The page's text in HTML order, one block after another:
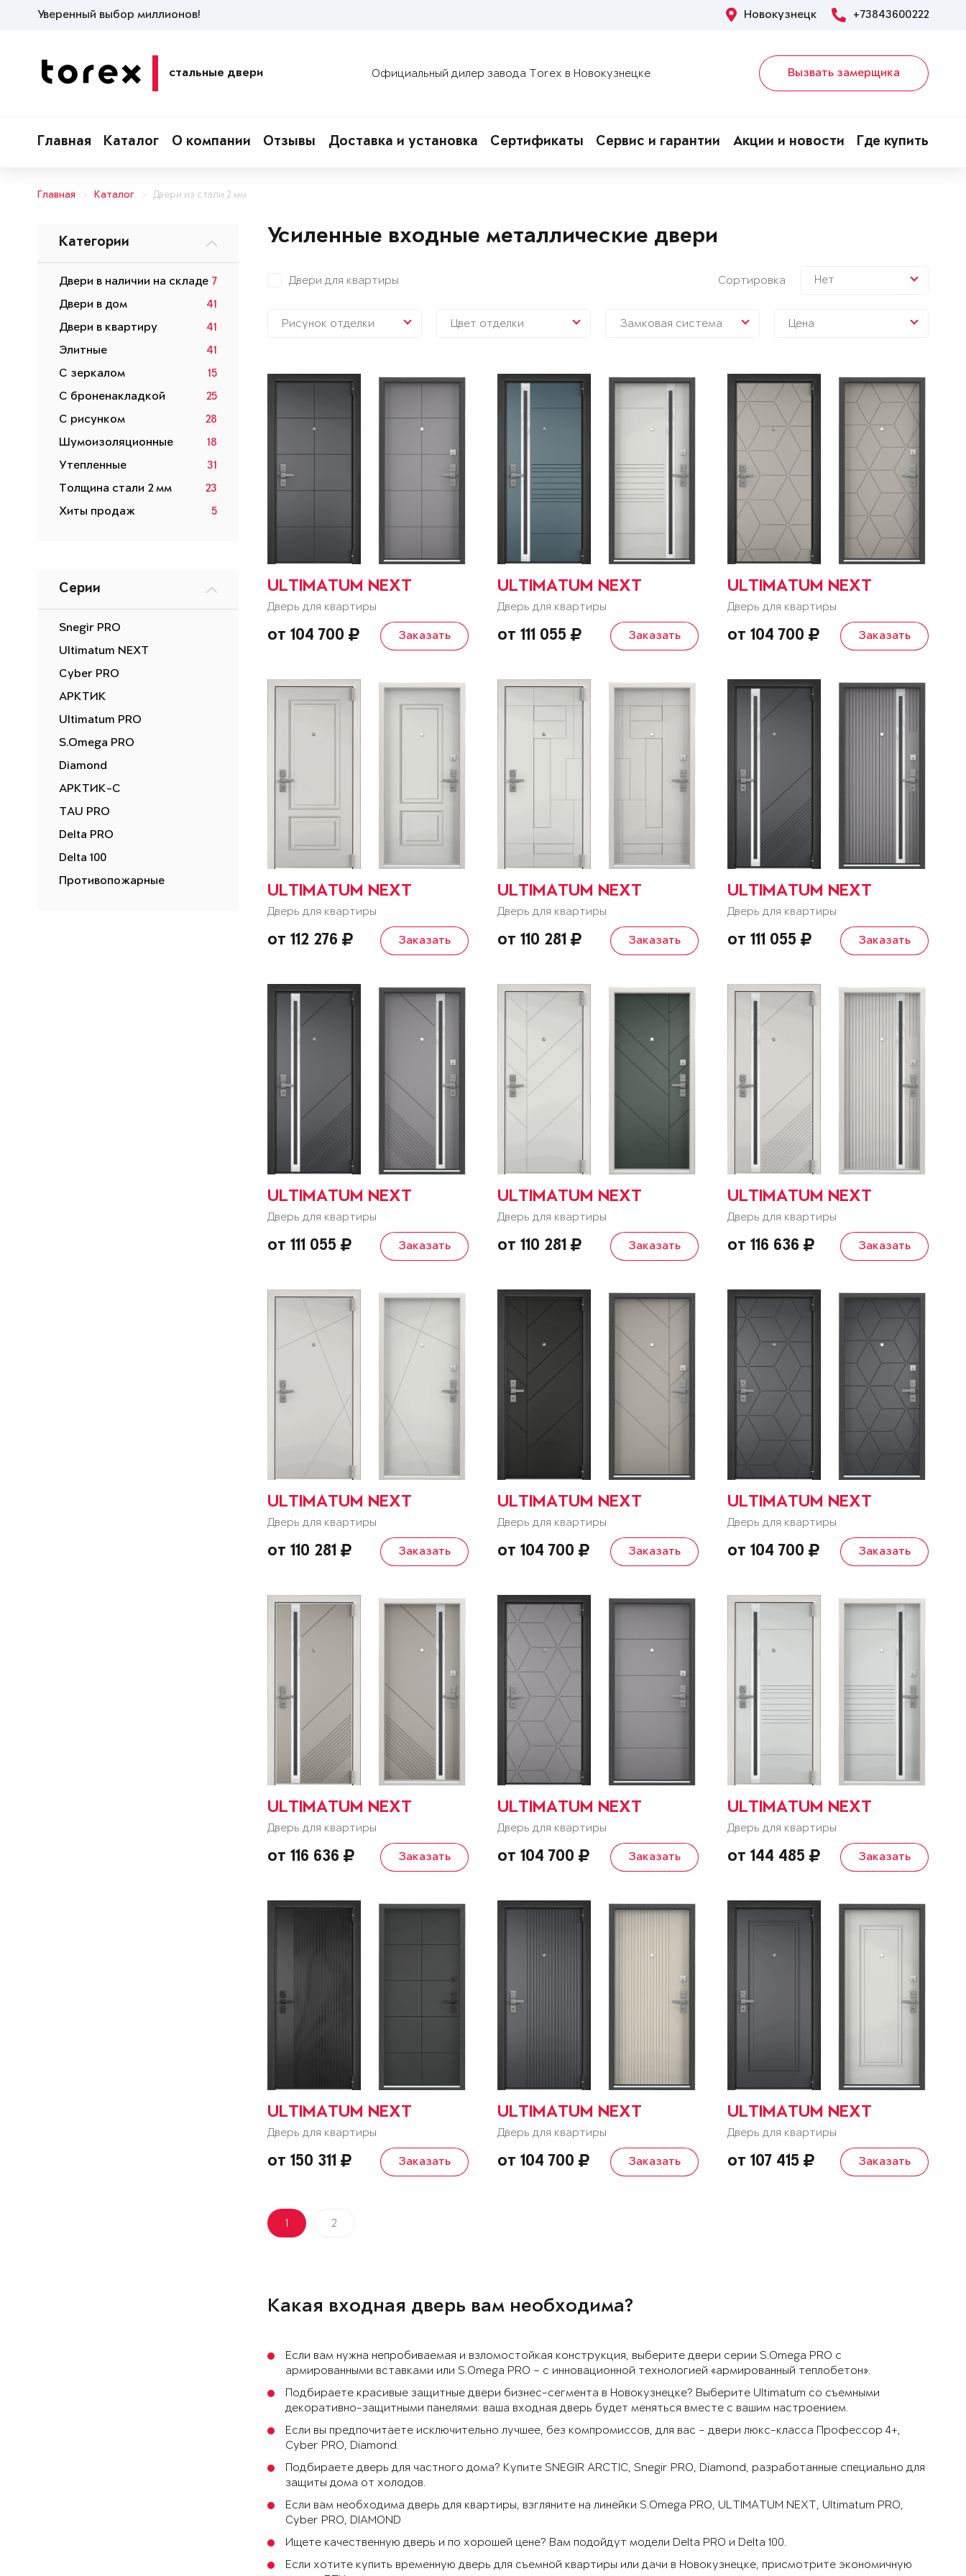
Уверенный выбор миллионов! Новокузнецк +73843600222
стальные двери Официальный дилер завода Torex в Новокузнецке Вызвать замерщика
Главная Каталог О компании Отзывы Доставка и установка Сертификаты Сервис и гарантии Акции и новости Где купить
Главная Каталог Двери из стали 2 мм
Категории
Двери в наличии на складе 7
Двери в дом
41
Двери в квартиру
41
Элитные
41
С зеркалом
15
С броненакладкой
25
С рисунком
28
Шумоизоляционные
18
Утепленные
31
Толщина стали 2 мм
23
Хиты продаж
5
Серии
Snegir PRO
Ultimatum NEXT
Cyber PRO
АРКТИК
Ultimatum PRO
S.Omega PRO
Diamond
АРКТИК-С
TAU PRO
Delta PRO
Delta 100
Противопожарные
Усиленные входные металлические двери
Двери для квартиры Сортировка Нет
Рисунок отделки Цвет отделки Замковая система Цена
ULTIMATUM NEXT
Дверь для квартиры
от 104 700 Заказать
ULTIMATUM NEXT
Дверь для квартиры
от 111 055 Заказать
ULTIMATUM NEXT
Дверь для квартиры
от 104 700 Заказать
ULTIMATUM NEXT
Дверь для квартиры
от 112 276 Заказать
ULTIMATUM NEXT
Дверь для квартиры
от 110 281 Заказать
ULTIMATUM NEXT
Дверь для квартиры
от 111 055 Заказать
ULTIMATUM NEXT
Дверь для квартиры
от 111 055 Заказать
ULTIMATUM NEXT
Дверь для квартиры
от 110 281 Заказать
ULTIMATUM NEXT
Дверь для квартиры
от 116 636 Заказать
ULTIMATUM NEXT
Дверь для квартиры
от 110 281 Заказать
ULTIMATUM NEXT
Дверь для квартиры
от 104 700 Заказать
ULTIMATUM NEXT
Дверь для квартиры
от 104 700 Заказать
ULTIMATUM NEXT
Дверь для квартиры
от 116 636 Заказать
ULTIMATUM NEXT
Дверь для квартиры
от 104 700 Заказать
ULTIMATUM NEXT
Дверь для квартиры
от 144 485 Заказать
ULTIMATUM NEXT
Дверь для квартиры
от 150 311 Заказать
ULTIMATUM NEXT
Дверь для квартиры
от 104 700 Заказать
ULTIMATUM NEXT
Дверь для квартиры
от 107 415 Заказать
1 2
Какая входная дверь вам необходима?
Если вам нужна непробиваемая и взломостойкая конструкция, выберите двери серии S.Omega PRO с
армированными вставками или S.Omega PRO – с инновационной технологией «армированный теплобетон».
Подбираете красивые защитные двери бизнес-сегмента в Новокузнецке? Выберите Ultimatum со съемными
декоративно-защитными панелями: ваша входная дверь будет меняться вместе с вашим настроением.
Если вы предпочитаете исключительно лучшее, без компромиссов, для вас – двери люкс-класса Профессор 4+,
Cyber PRO, Diamond.
Подбираете дверь для частного дома? Купите SNEGIR ARCTIC, Snegir PRO, Diamond, разработанные специально для
защиты дома от холодов.
Если вам необходима дверь для квартиры, взгляните на линейки S.Omega PRO, ULTIMATUM NEXT, Ultimatum PRO,
Cyber PRO, DIAMOND
Ищете качественную дверь и по хорошей цене? Вам подойдут модели Delta PRO и Delta 100.
Если хотите купить временную дверь для съемной квартиры или дачи в Новокузнецке, присмотрите экономичную